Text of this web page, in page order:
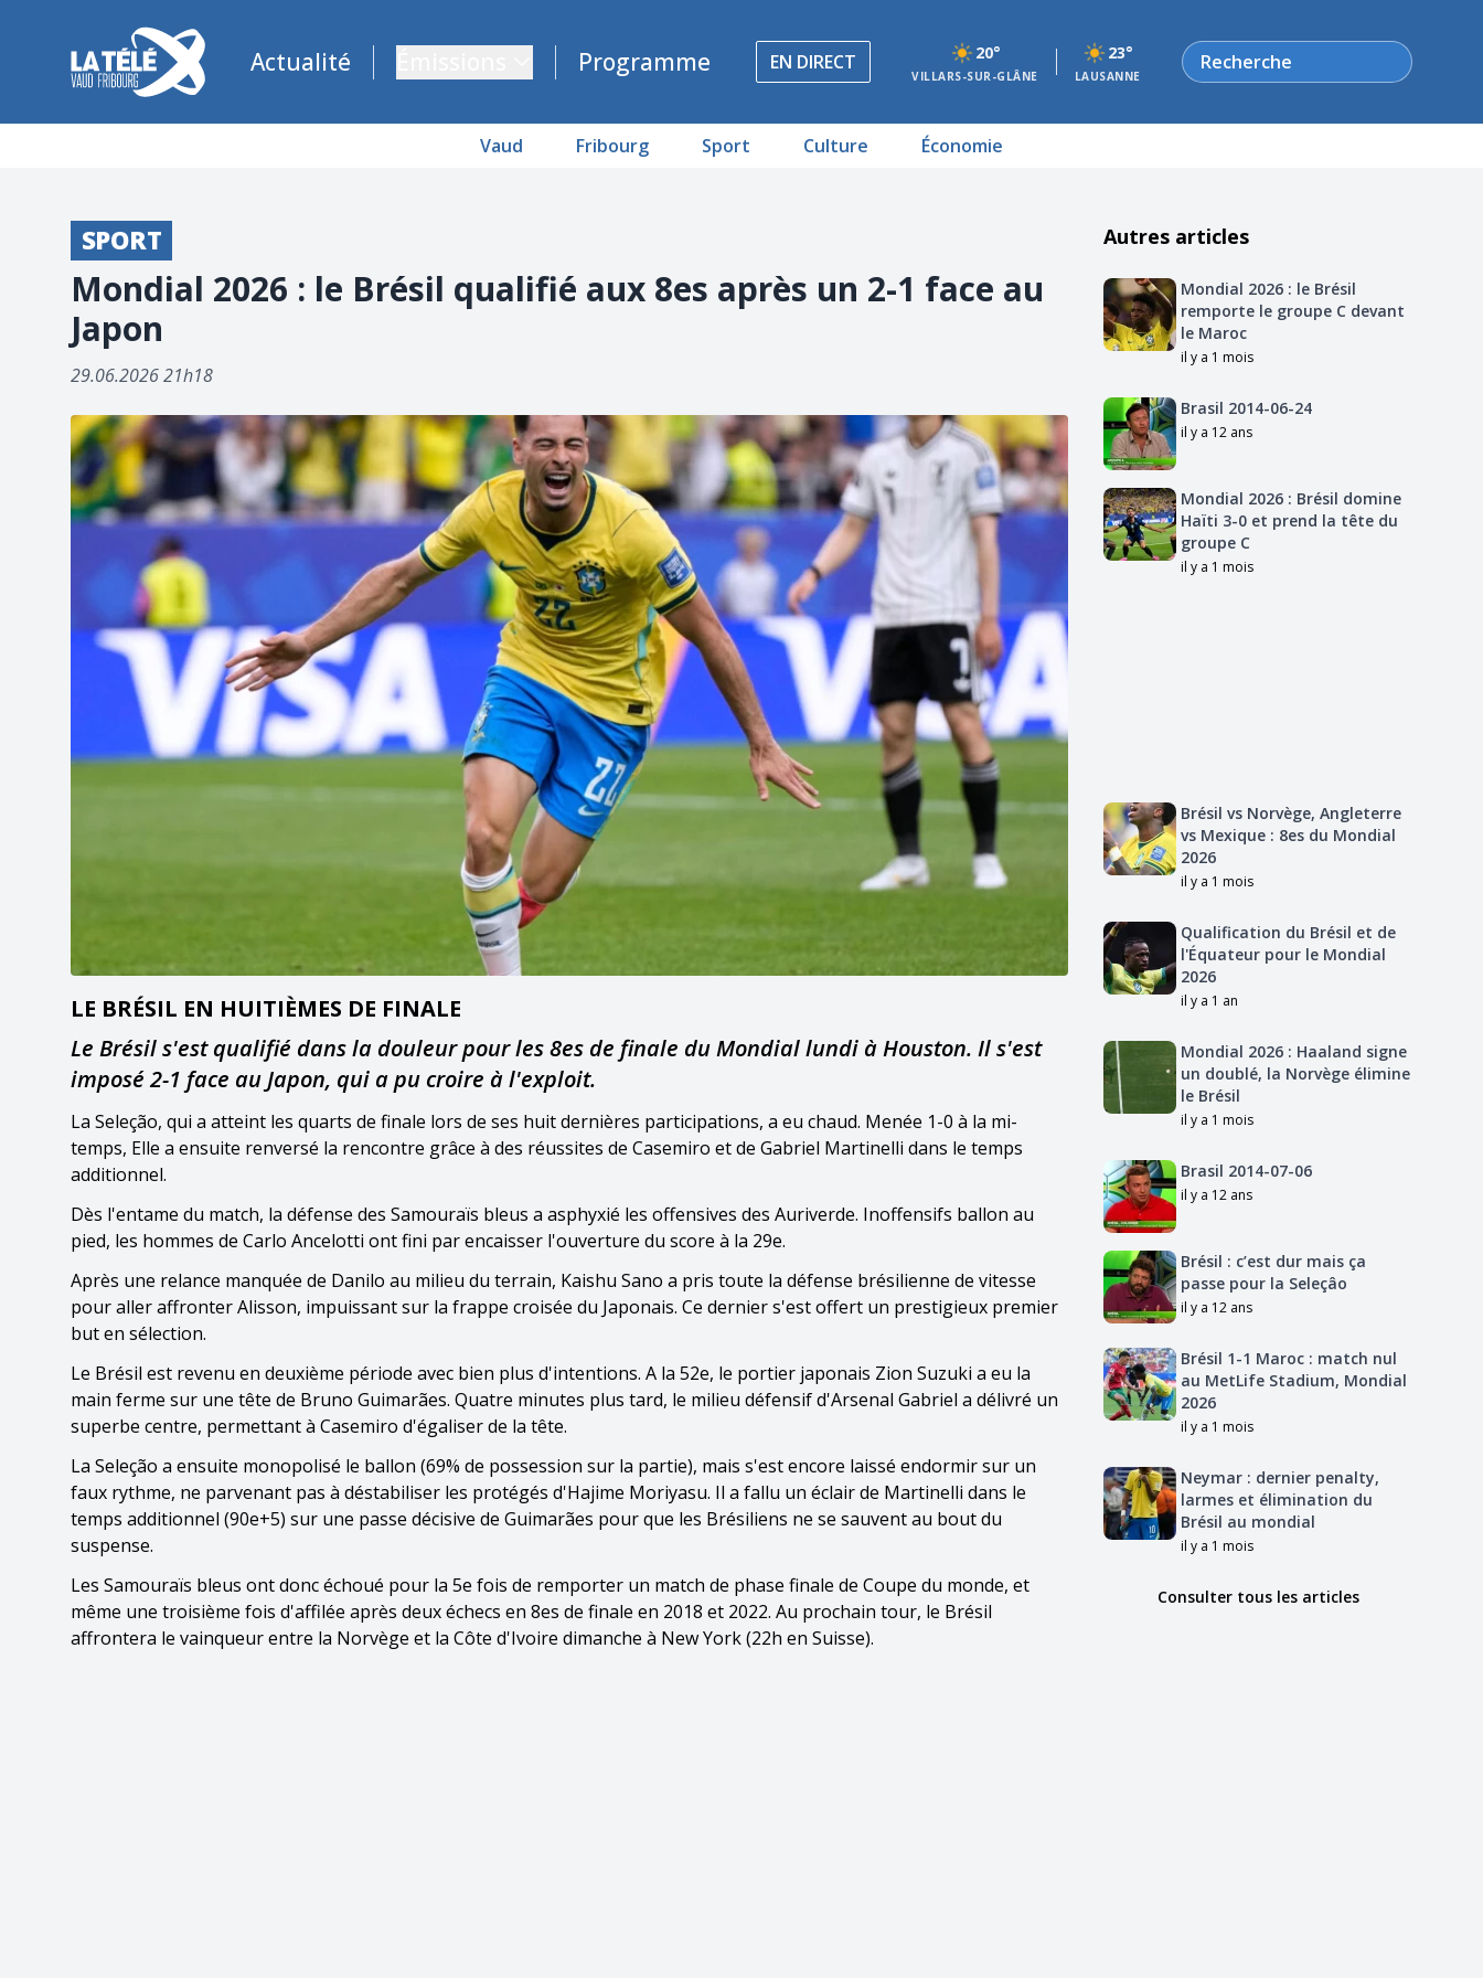
La Télé - Télévision régionale Vaud et Fribourg
Actualité Programme EN DIRECT 20°
VILLARS-SUR-GLÂNE
23°
LAUSANNE
Rechercher
Vaud Fribourg Sport Culture Économie
SPORT
Mondial 2026 : le Brésil qualifié aux 8es après un 2-1 face au
Japon
29.06.2026 21h18
LE BRÉSIL EN HUITIÈMES DE FINALE
Le Brésil s'est qualifié dans la douleur pour les 8es de finale du Mondial lundi à Houston. Il s'est
imposé 2-1 face au Japon, qui a pu croire à l'exploit.
La Seleção, qui a atteint les quarts de finale lors de ses huit dernières participations, a eu chaud. Menée 1-0 à la mi-
temps, Elle a ensuite renversé la rencontre grâce à des réussites de Casemiro et de Gabriel Martinelli dans le temps
additionnel.
Dès l'entame du match, la défense des Samouraïs bleus a asphyxié les offensives des Auriverde. Inoffensifs ballon au
pied, les hommes de Carlo Ancelotti ont fini par encaisser l'ouverture du score à la 29e.
Après une relance manquée de Danilo au milieu du terrain, Kaishu Sano a pris toute la défense brésilienne de vitesse
pour aller affronter Alisson, impuissant sur la frappe croisée du Japonais. Ce dernier s'est offert un prestigieux premier
but en sélection.
Le Brésil est revenu en deuxième période avec bien plus d'intentions. A la 52e, le portier japonais Zion Suzuki a eu la
main ferme sur une tête de Bruno Guimarães. Quatre minutes plus tard, le milieu défensif d'Arsenal Gabriel a délivré un
superbe centre, permettant à Casemiro d'égaliser de la tête.
La Seleção a ensuite monopolisé le ballon (69% de possession sur la partie), mais s'est encore laissé endormir sur un
faux rythme, ne parvenant pas à déstabiliser les protégés d'Hajime Moriyasu. Il a fallu un éclair de Martinelli dans le
temps additionnel (90e+5) sur une passe décisive de Guimarães pour que les Brésiliens ne se sauvent au bout du
suspense.
Les Samouraïs bleus ont donc échoué pour la 5e fois de remporter un match de phase finale de Coupe du monde, et
même une troisième fois d'affilée après deux échecs en 8es de finale en 2018 et 2022. Au prochain tour, le Brésil
affrontera le vainqueur entre la Norvège et la Côte d'Ivoire dimanche à New York (22h en Suisse).
Autres articles
Mondial 2026 : le Brésil
remporte le groupe C devant
le Maroc
il y a 1 mois
Brasil 2014-06-24
il y a 12 ans
Mondial 2026 : Brésil domine
Haïti 3-0 et prend la tête du
groupe C
il y a 1 mois
Brésil vs Norvège, Angleterre
vs Mexique : 8es du Mondial
2026
il y a 1 mois
Qualification du Brésil et de
l'Équateur pour le Mondial
2026
il y a 1 an
Mondial 2026 : Haaland signe
un doublé, la Norvège élimine
le Brésil
il y a 1 mois
Brasil 2014-07-06
il y a 12 ans
Brésil : c’est dur mais ça
passe pour la Seleçâo
il y a 12 ans
Brésil 1-1 Maroc : match nul
au MetLife Stadium, Mondial
2026
il y a 1 mois
Neymar : dernier penalty,
larmes et élimination du
Brésil au mondial
il y a 1 mois
Consulter tous les articles